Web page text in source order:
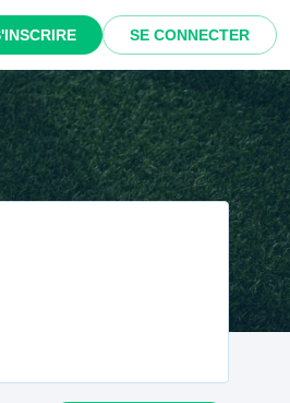
SE CONNECTER